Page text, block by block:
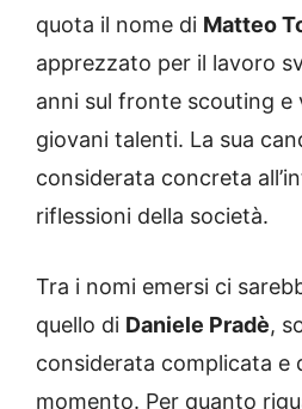
quota il nome di Matteo
apprezzato per il lavoro
anni sul fronte scouting e
giovani talenti. La sua
considerata concreta
riflessioni della società.
Tra i nomi emersi ci
quello di Daniele Pradè,
considerata complicata e
momento. Per quanto